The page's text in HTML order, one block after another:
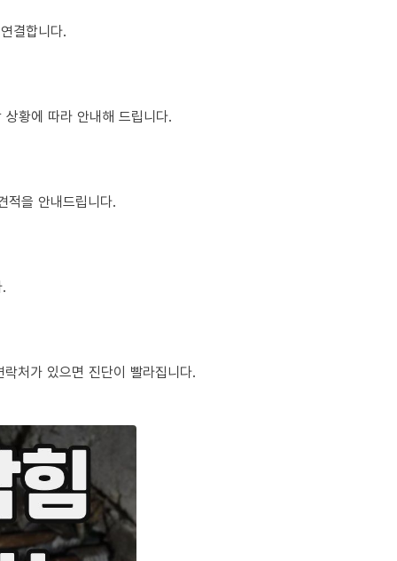
결합니다.
황에 따라 안내해 드립니다.
적을 안내드립니다.
처가 있으면 진단이 빨라집니다.